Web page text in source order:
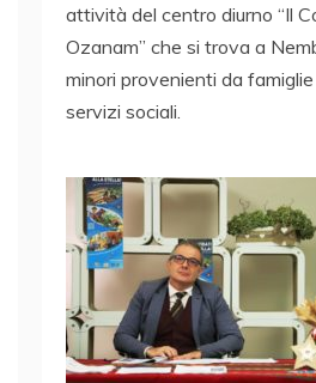
attività del centro diurno “Il
Ozanam” che si trova a
minori provenienti da
servizi sociali.